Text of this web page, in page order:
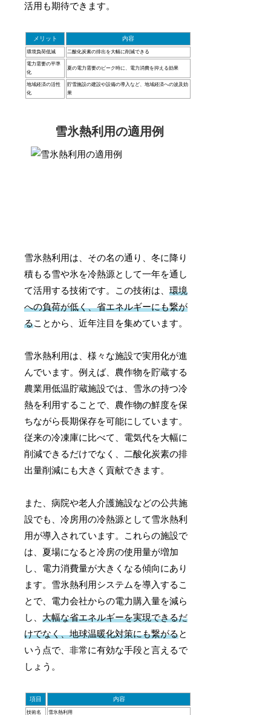
活用も期待できます。
メリット 内容
環境負荷低減 二酸化炭素の排出を大幅に削減できる
電力需要の平準
化
夏の電力需要のピーク時に、電力消費を抑える効果
地域経済の活性
化
貯雪施設の建設や設備の導入など、地域経済への波及効
果
雪氷熱利用の適用例
雪氷熱利用は、その名の通り、冬に降り
積もる雪や氷を冷熱源として一年を通し
て活用する技術です。この技術は、環境
への負荷が低く、省エネルギーにも繋が
ることから、近年注目を集めています。
雪氷熱利用は、様々な施設で実用化が進
んでいます。例えば、農作物を貯蔵する
農業用低温貯蔵施設では、雪氷の持つ冷
熱を利用することで、農作物の鮮度を保
ちながら長期保存を可能にしています。
従来の冷凍庫に比べて、電気代を大幅に
削減できるだけでなく、二酸化炭素の排
出量削減にも大きく貢献できます。
また、病院や老人介護施設などの公共施
設でも、冷房用の冷熱源として雪氷熱利
用が導入されています。これらの施設で
は、夏場になると冷房の使用量が増加
し、電力消費量が大きくなる傾向にあり
ます。雪氷熱利用システムを導入するこ
とで、電力会社からの電力購入量を減ら
し、大幅な省エネルギーを実現できるだ
けでなく、地球温暖化対策にも繋がると
いう点で、非常に有効な手段と言えるで
しょう。
項目 内容
技術名 雪氷熱利用